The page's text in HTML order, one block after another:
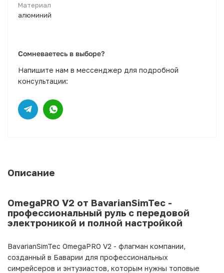
Материал
алюминий
Сомневаетесь в выборе?
Напишите нам в мессенджер для подробной
консультации:
Описание
OmegaPRO V2 от BavarianSimTec -
профессиональный руль с передовой
электроникой и полной настройкой
BavarianSimTec OmegaPRO V2 - флагман компании,
созданный в Баварии для профессиональных
симрейсеров и энтузиастов, которым нужны топовые